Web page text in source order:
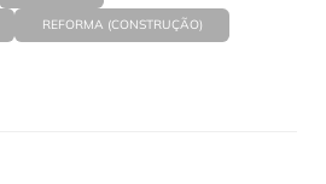
REFORMA (CONSTRUÇÃO)